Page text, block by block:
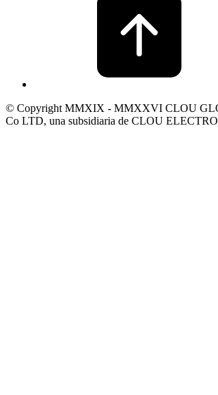
© Copyright MMXIX - MMXXVI CLOU
Co LTD, una subsidiaria de CLOU